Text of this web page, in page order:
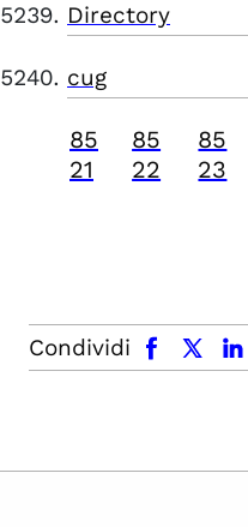
Directory
cug
85
21
85
22
85
23
Condividi
facebook x.com linkedin